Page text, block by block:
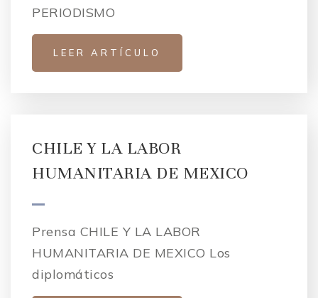
PERIODISMO
LEER ARTÍCULO
CHILE Y LA LABOR
HUMANITARIA DE MEXICO
Prensa CHILE Y LA LABOR
HUMANITARIA DE MEXICO Los
diplomáticos